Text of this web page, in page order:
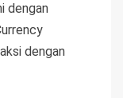
dengan
dengan